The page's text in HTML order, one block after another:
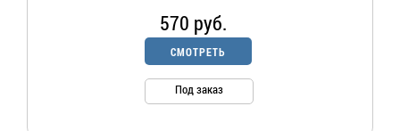
570 руб.
СМОТРЕТЬ
Под заказ